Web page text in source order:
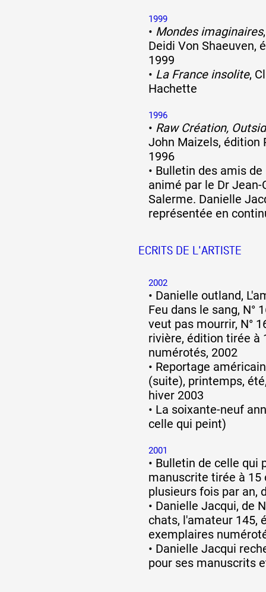
1999
• Mondes imaginaires
Deidi Von Shaeuven,
1999
• La France insolite,
Hachette
1996
• Raw Création,
John Maizels, édition
1996
• Bulletin des amis de
animé par le Dr Jean-
Salerme. Danielle
représentée en
ECRITS DE L'ARTISTE
2002
• Danielle outland,
Feu dans le sang, N°
veut pas mourrir, N°
rivière, édition tirée à
numérotés, 2002
• Reportage
(suite), printemps,
hiver 2003
• La soixante-neuf
celle qui peint)
2001
• Bulletin de celle qui
manuscrite tirée à 15
plusieurs fois par an,
• Danielle Jacqui, de
chats, l'amateur 145,
exemplaires
• Danielle Jacqui
pour ses manuscrits